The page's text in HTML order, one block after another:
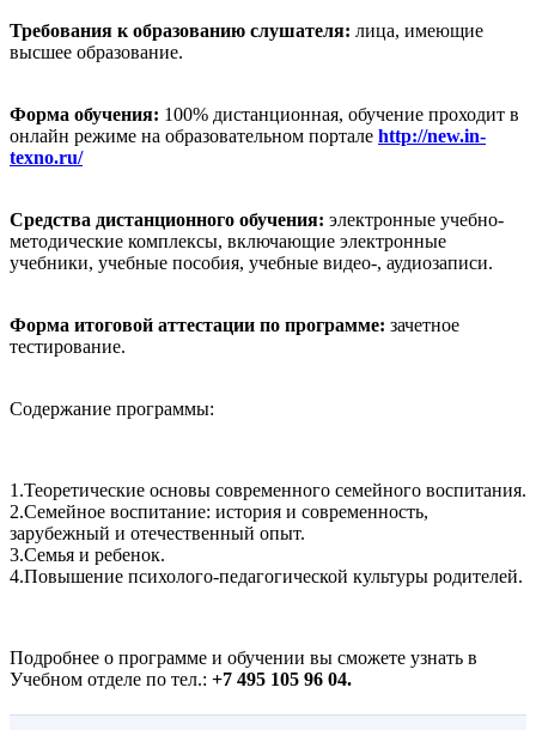
Требования к образованию слушателя: лица, имеющие
высшее образование.
Форма обучения: 100% дистанционная, обучение проходит в
онлайн режиме на образовательном портале http://new.in-
texno.ru/
Средства дистанционного обучения: электронные учебно-
методические комплексы, включающие электронные
учебники, учебные пособия, учебные видео-, аудиозаписи.
Форма итоговой аттестации по программе: зачетное
тестирование.
Содержание программы:
1.Теоретические основы современного семейного воспитания.
2.Семейное воспитание: история и современность,
зарубежный и отечественный опыт.
3.Семья и ребенок.
4.Повышение психолого-педагогической культуры родителей.
Подробнее о программе и обучении вы сможете узнать в
Учебном отделе по тел.: +7 495 105 96 04.